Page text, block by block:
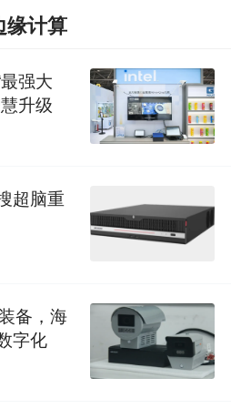
缘计算
强大
升级
超脑重
备，海
字化